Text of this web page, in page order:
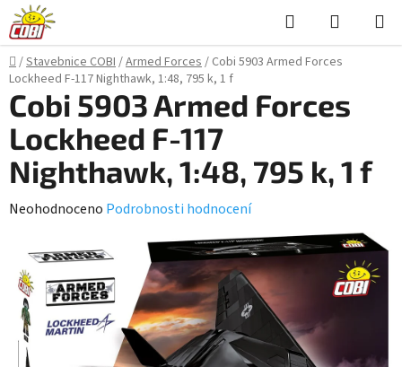
Přejít
na
obsah
Hledat
KOŠÍK
Domů
/Stavebnice COBI/Armed Forces/ Cobi 5903 Armed Forces
Lockheed F-117 Nighthawk, 1:48, 795 k, 1 f
Cobi 5903 Armed Forces
Lockheed F-117
Nighthawk, 1:48, 795 k, 1 f
Průměrné
produktu
je
0,0
Neohodnoceno Podrobnosti hodnocení